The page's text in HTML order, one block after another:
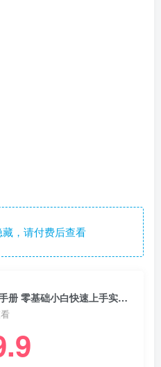
，请付费后查看
Midjourney AI绘画创作辅助手册 零基础小白快速上手实操教程